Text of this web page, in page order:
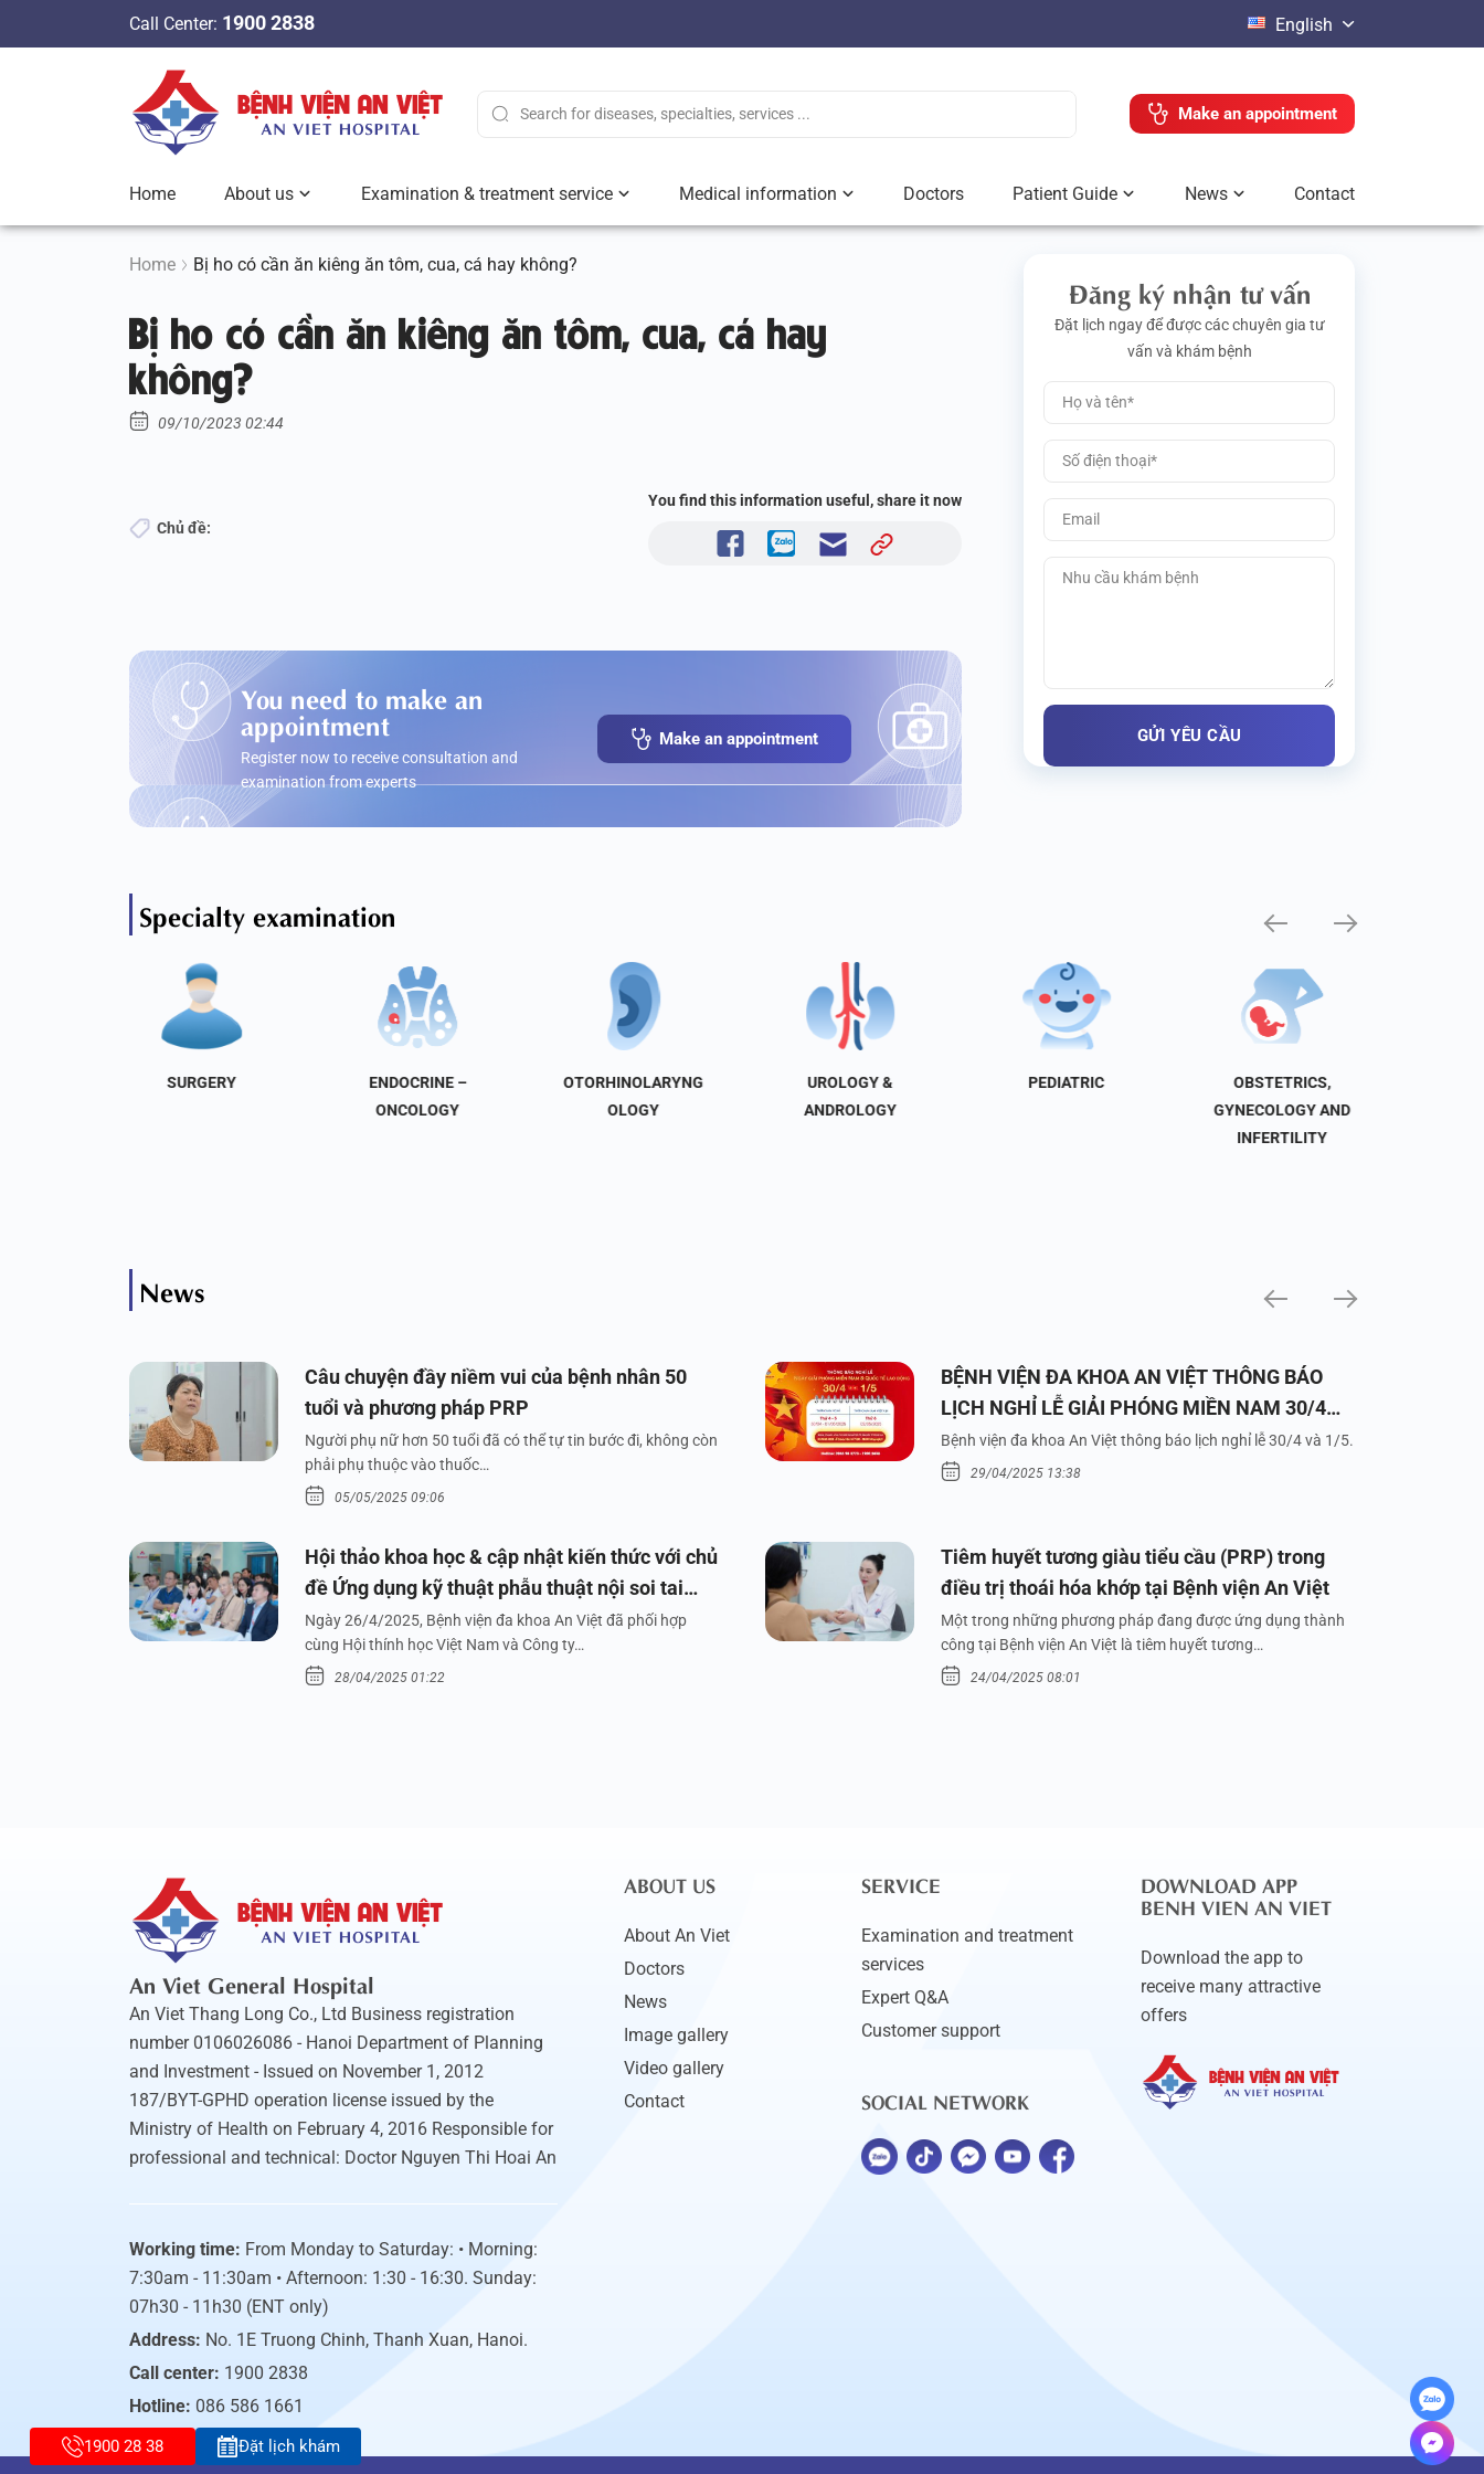
n
Call Center: 1900 2838 English
Make an appointment
Home About us Examination & treatment service Medical information Doctors Patient Guide News Contact
Home Bị ho có cần ăn kiêng ăn tôm, cua, cá hay không?
Bị ho có cần ăn kiêng ăn tôm, cua, cá hay
không?
09/10/2023 02:44
Chủ đề:
You find this information useful, share it now
You need to make an
appointment
Register now to receive consultation and
examination from experts
Make an appointment
Đăng ký nhận tư vấn
Đặt lịch ngay để được các chuyên gia tư
vấn và khám bệnh
Specialty examination
SURGERY
ENDOCRINE –
ONCOLOGY
OTORHINOLARYNG
OLOGY
UROLOGY &
ANDROLOGY
PEDIATRIC
OBSTETRICS,
GYNECOLOGY AND
INFERTILITY
News
Câu chuyện đầy niềm vui của bệnh nhân 50
tuổi và phương pháp PRP
Người phụ nữ hơn 50 tuổi đã có thể tự tin bước đi, không còn
phải phụ thuộc vào thuốc…
05/05/2025 09:06
BỆNH VIỆN ĐA KHOA AN VIỆT THÔNG BÁO
LỊCH NGHỈ LỄ GIẢI PHÓNG MIỀN NAM 30/4
VÀ QUỐC TẾ LAO ĐỘNG 1/5/2025
Bệnh viện đa khoa An Việt thông báo lịch nghỉ lễ 30/4 và 1/5.
29/04/2025 13:38
Hội thảo khoa học & cập nhật kiến thức với chủ
đề Ứng dụng kỹ thuật phẫu thuật nội soi tai
dưới nước
Ngày 26/4/2025, Bệnh viện đa khoa An Việt đã phối hợp
cùng Hội thính học Việt Nam và Công ty…
28/04/2025 01:22
Tiêm huyết tương giàu tiểu cầu (PRP) trong
điều trị thoái hóa khớp tại Bệnh viện An Việt
Một trong những phương pháp đang được ứng dụng thành
công tại Bệnh viện An Việt là tiêm huyết tương…
24/04/2025 08:01
An Viet General Hospital
An Viet Thang Long Co., Ltd Business registration
number 0106026086 - Hanoi Department of Planning
and Investment - Issued on November 1, 2012
187/BYT-GPHD operation license issued by the
Ministry of Health on February 4, 2016 Responsible for
professional and technical: Doctor Nguyen Thi Hoai An
Working time: From Monday to Saturday: • Morning:
7:30am - 11:30am • Afternoon: 1:30 - 16:30. Sunday:
07h30 - 11h30 (ENT only)
Address: No. 1E Truong Chinh, Thanh Xuan, Hanoi.
Call center: 1900 2838
Hotline: 086 586 1661
ABOUT US
About An Viet
Doctors
News
Image gallery
Video gallery
Contact
SERVICE
Examination and treatment
services
Expert Q&A
Customer support
SOCIAL NETWORK
DOWNLOAD APP
BENH VIEN AN VIET
Download the app to
receive many attractive
offers
1900 28 38 Đặt lịch khám